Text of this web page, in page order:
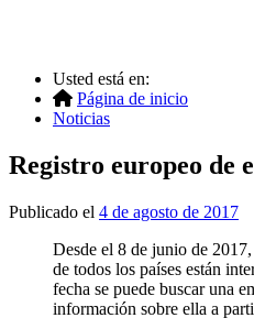
Usted está en:
Página de inicio
Noticias
Registro europeo de
Publicado el 4 de agosto de 2017
Desde el 8 de junio de
de todos los países están
fecha se puede buscar una
información sobre ella a